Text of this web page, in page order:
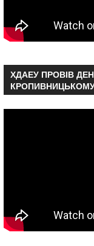
ХДАЕУ ПРОВІВ